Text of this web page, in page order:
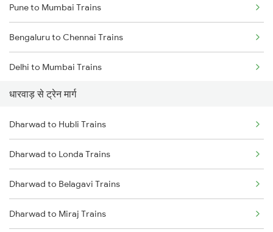
Pune to Mumbai Trains
Bengaluru to Chennai Trains
Delhi to Mumbai Trains
Mumbai to Pune Trains
Delhi to Jammu Trains
Mumbai to Delhi Trains
Mumbai to Goa Trains
Chennai to Coimbatore Trains
धारवाड़ से ट्रेन मार्ग
Dharwad to Hubli Trains
Dharwad to Londa Trains
Dharwad to Belagavi Trains
Dharwad to Miraj Trains